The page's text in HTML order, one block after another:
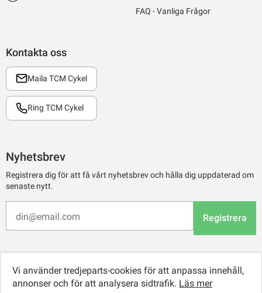
Kontakta oss
Maila TCM Cykel
Ring TCM Cykel
FAQ - Vanliga Frågor
Nyhetsbrev
Registrera dig för att få vårt nyhetsbrev och hålla dig uppdaterad om
senaste nytt.
Registrera
Vi använder tredjeparts-cookies för att anpassa innehåll,
annonser och för att analysera sidtrafik. Läs mer